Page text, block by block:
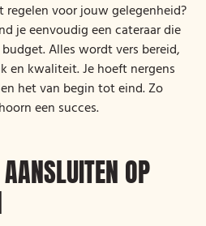
regelen voor jouw gelegenheid?
je eenvoudig een cateraar die
Alles wordt vers bereid,
en kwaliteit. Je hoeft nergens
het van begin tot eind. Zo
een succes.
OP